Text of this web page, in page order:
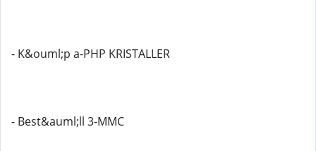
- K&ouml;p a-PHP KRISTALLER
- Best&auml;ll 3-MMC